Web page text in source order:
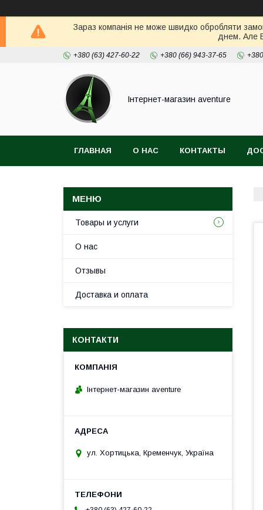
Зараз компанія не може швидко обробляти
днем. Але
+380 (63) 427-60-22 +380 (66) 943-37-65
Інтернет-магазин aventure
ГЛАВНАЯ О НАС КОНТАКТЫ
Товары и услуги
О нас
Отзывы
Доставка и оплата
КОНТАКТИ
Інтернет-магазин aventure
ул. Хортицька, Кременчук, Україна